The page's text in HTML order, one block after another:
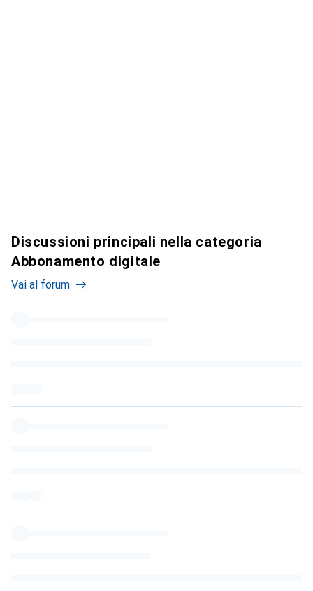
Discussioni principali nella categoria
Abbonamento digitale
Vai al forum